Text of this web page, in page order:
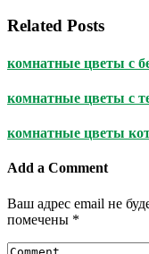
Related Posts
комнатные цветы с
комнатные цветы с
комнатные цветы
Add a Comment
Ваш адрес email не
помечены *